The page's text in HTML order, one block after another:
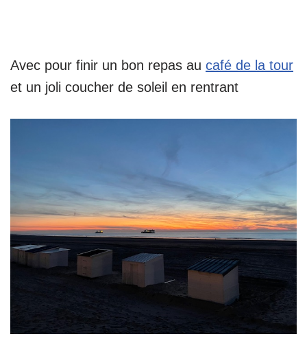
Avec pour finir un bon repas au café de la tour
et un joli coucher de soleil en rentrant